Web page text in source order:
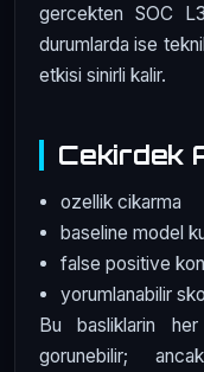
gercekten SOC
durumlarda ise
etkisi sinirli kalir.
Cekirdek
ozellik cikarma
baseline model
false positive
yorumlanabilir
Bu basliklarin
gorunebilir;